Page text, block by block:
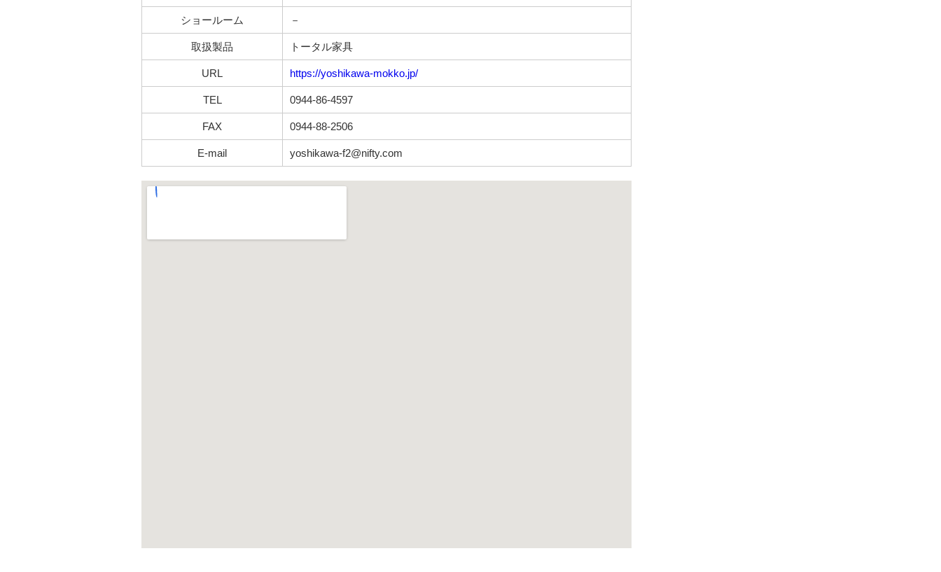
ショールーム －
取扱製品 トータル家具
URL https://yoshikawa-mokko.jp/
TEL 0944-86-4597
FAX 0944-88-2506
E-mail yoshikawa-f2@nifty.com